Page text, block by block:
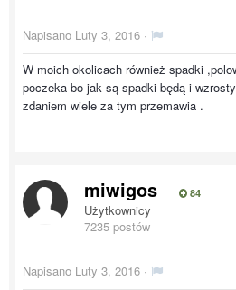
Napisano Luty 3, 2016 ·
W moich okolicach również spadki
poczeka bo jak są spadki będą i
zdaniem wiele za tym przemawia .
miwigos 84
Użytkownicy
7235 postów
Napisano Luty 3, 2016 ·